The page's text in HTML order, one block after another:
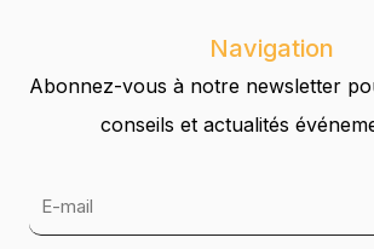
Navigation
Abonnez-vous à notre newsletter
conseils et actualités